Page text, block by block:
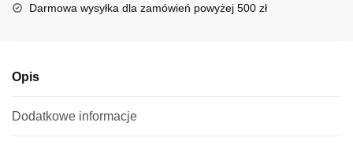
Darmowa wysyłka dla zamówień powyżej 500 zł
Opis
Dodatkowe informacje